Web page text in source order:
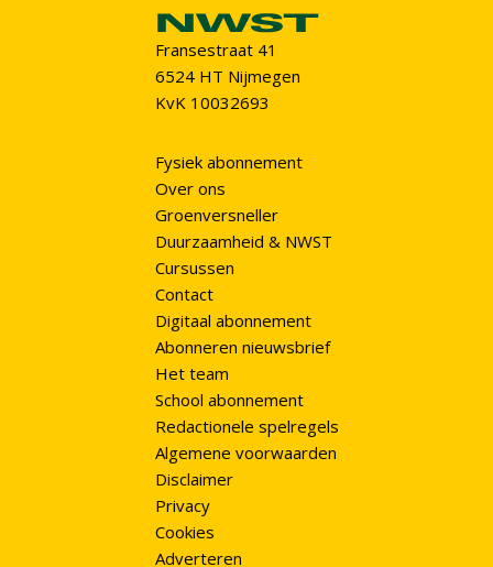
Fransestraat 41
6524 HT Nijmegen
KvK 10032693
Fysiek abonnement
Over ons
Groenversneller
Duurzaamheid & NWST
Cursussen
Contact
Digitaal abonnement
Abonneren nieuwsbrief
Het team
School abonnement
Redactionele spelregels
Algemene voorwaarden
Disclaimer
Privacy
Cookies
Adverteren